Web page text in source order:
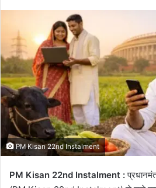
email
PM Kisan 22nd Instalment
PM Kisan 22nd Instalment :